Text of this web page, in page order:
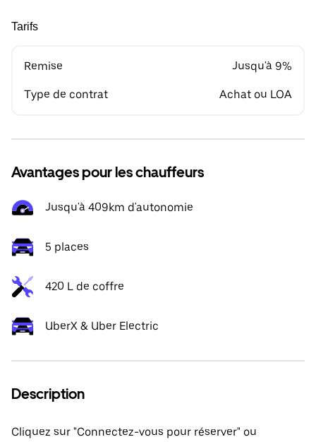
Tarifs
Remise Jusqu'à 9%
Type de contrat Achat ou LOA
Avantages pour les chauffeurs
Jusqu'à 409km d'autonomie
5 places
420 L de coffre
UberX & Uber Electric
Description
Cliquez sur "Connectez-vous pour réserver" ou